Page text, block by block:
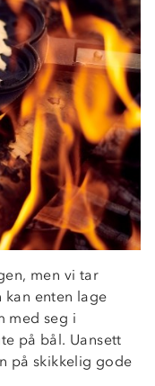
men vi tar
kan enten lage
med seg i
på bål. Uansett
på skikkelig gode